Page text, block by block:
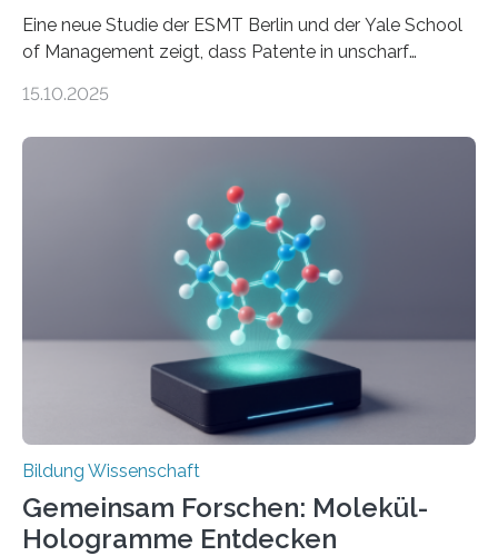
Eine neue Studie der ESMT Berlin und der Yale School
of Management zeigt, dass Patente in unscharf
häufiger zu bahnbrechenden Innovationen führen und
Erfindungen entstehen besonders dann, wenn
Wissenskategorien verschwimmen. Das zeigt neue
Forschung von Gianluca Carnabuci, Professor of
Organizational Behavior an der ESMT Berlin, und
Balázs Kovács, Professor an der Yale School of
Management. Die Forscher kommen zu dem Schluss,
dass Patente…
15.10.2025
Bildung Wissenschaft
Gemeinsam Forschen: Molekül-
Hologramme Entdecken